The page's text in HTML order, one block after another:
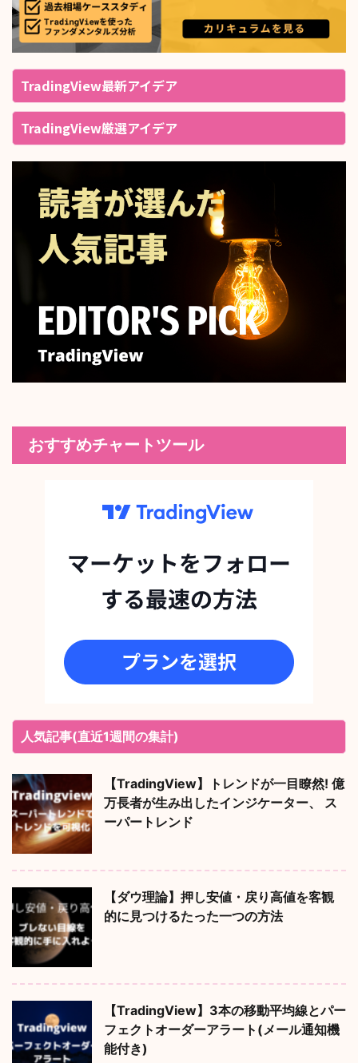
TradingView最新アイデア
TradingView厳選アイデア
おすすめチャートツール
人気記事(直近1週間の集計)
【TradingView】トレンドが一目瞭然! 億
万長者が生み出したインジケーター、 ス
ーパートレンド
【ダウ理論】押し安値・戻り高値を客観
的に見つけるたった一つの方法
【TradingView】3本の移動平均線とパー
フェクトオーダーアラート(メール通知機
能付き)